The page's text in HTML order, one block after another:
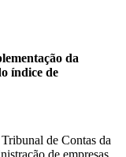
da
índice de
de Contas da
de empresas